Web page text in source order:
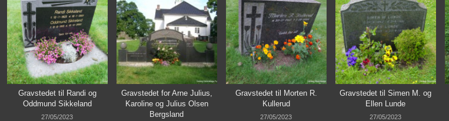
Gravstedet til Randi og
Oddmund Sikkeland
27/05/2023
Gravstedet for Arne Julius,
Karoline og Julius Olsen
Bergsland
Gravstedet til Morten R.
Kullerud
27/05/2023
Gravstedet til Simen M. og
Ellen Lunde
27/05/2023